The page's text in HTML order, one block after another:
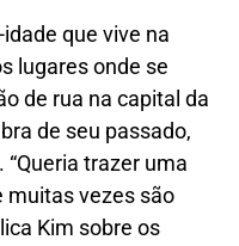
que vive na
lugares onde se
de rua na capital da
de seu passado,
trazer uma
muitas vezes são
Kim sobre os